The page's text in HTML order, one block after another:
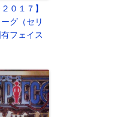
０１７】
グ（セリ
フェイス